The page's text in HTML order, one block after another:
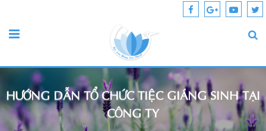
HƯỚNG DẪN TỔ CHỨC TIỆC GIÁNG SINH TẠI
CÔNG TY